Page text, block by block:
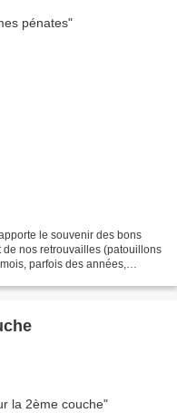
le souvenir des bons
de nos retrouvailles (patouillons
parfois des années,